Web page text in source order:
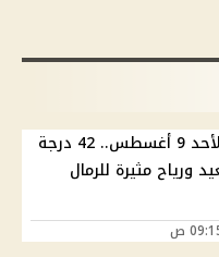
درجات الحرارة اليوم الأحد 9 أغسطس.. 42 درجة
مثيرة للرمال